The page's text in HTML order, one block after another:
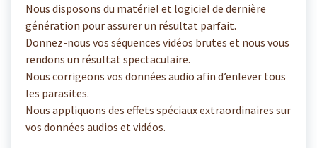
Nous disposons du matériel et logiciel de dernière
génération pour assurer un résultat parfait.
Donnez-nous vos séquences vidéos brutes et nous vous
rendons un résultat spectaculaire.
Nous corrigeons vos données audio afin d’enlever tous
les parasites.
Nous appliquons des effets spéciaux extraordinaires sur
vos données audios et vidéos.